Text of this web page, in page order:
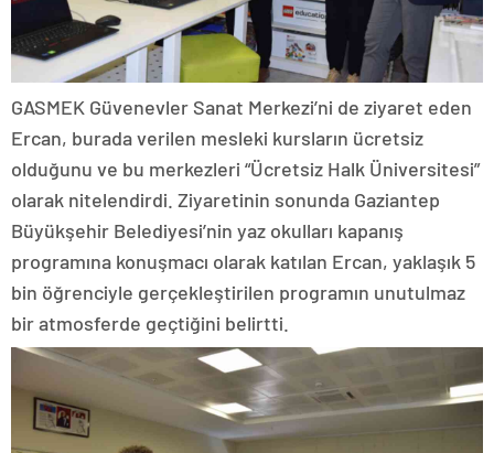
GASMEK Güvenevler Sanat Merkezi’ni de ziyaret eden
Ercan, burada verilen mesleki kursların ücretsiz
olduğunu ve bu merkezleri “Ücretsiz Halk Üniversitesi”
olarak nitelendirdi. Ziyaretinin sonunda Gaziantep
Büyükşehir Belediyesi’nin yaz okulları kapanış
programına konuşmacı olarak katılan Ercan, yaklaşık 5
bin öğrenciyle gerçekleştirilen programın unutulmaz
bir atmosferde geçtiğini belirtti.